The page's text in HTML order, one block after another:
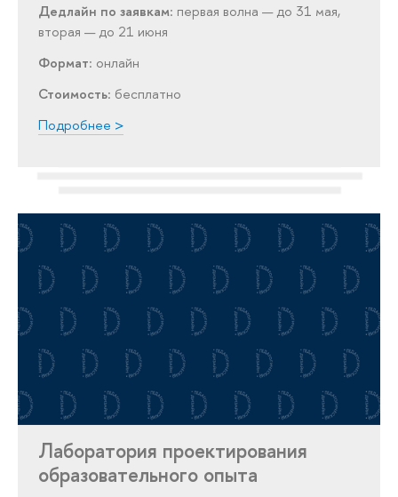
Дедлайн по заявкам: первая волна — до 31 мая,
вторая — до 21 июня
Формат: онлайн
Стоимость: бесплатно
Подробнее >
Лаборатория проектирования
образовательного опыта